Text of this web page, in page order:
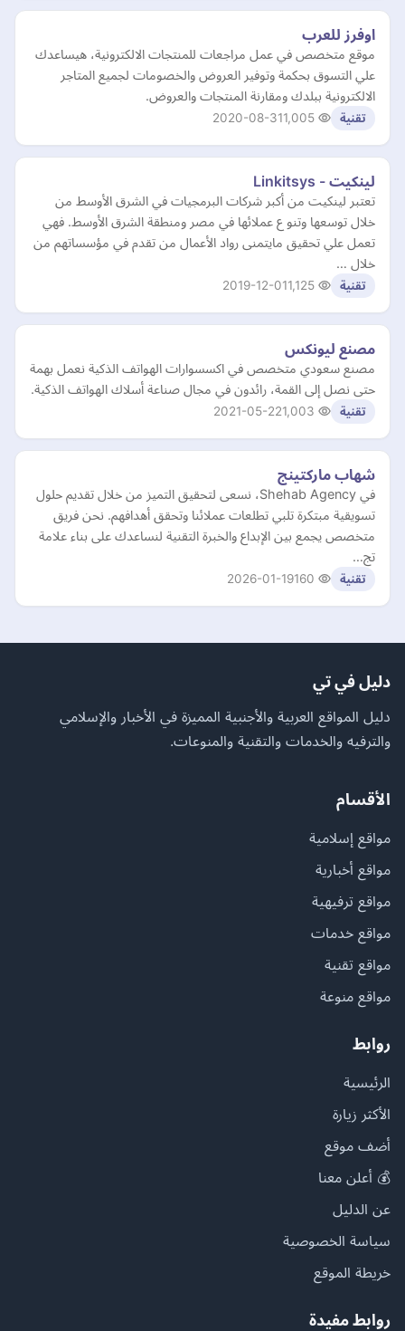
اوفرز للعرب
موقع متخصص في عمل مراجعات للمنتجات الالكترونية، هيساعدك
علي التسوق بحكمة وتوفير العروض والخصومات لجميع المتاجر
الالكترونية ببلدك ومقارنة المنتجات والعروض.
تقنية 2020-08-31
لينكيت - Linkitsys
تعتبر لينكيت من أكبر شركات البرمجيات في الشرق الأوسط من
خلال توسعها وتنو ع عملائها في مصر ومنطقة الشرق الأوسط. فهي
تعمل علي تحقيق مايتمنى رواد الأعمال من تقدم في مؤسساتهم من
خلال …
تقنية 2019-12-01
مصنع ليونكس
مصنع سعودي متخصص في اكسسوارات الهواتف الذكية نعمل بهمة
حتى نصل إلى القمة، رائدون في مجال صناعة أسلاك الهواتف الذكية.
تقنية 2021-05-22
شهاب ماركتينج
في Shehab Agency، نسعى لتحقيق التميز من خلال تقديم حلول
تسويقية مبتكرة تلبي تطلعات عملائنا وتحقق أهدافهم. نحن فريق
متخصص يجمع بين الإبداع والخبرة التقنية لنساعدك على بناء علامة
تج…
تقنية 2026-01-19
دليل في تي
دليل المواقع العربية والأجنبية المميزة في الأخبار والإسلامي
والترفيه والخدمات والتقنية والمنوعات.
الأقسام
مواقع إسلامية
مواقع أخبارية
مواقع ترفيهية
مواقع خدمات
مواقع تقنية
مواقع منوعة
روابط
الرئيسية
الأكثر زيارة
أضف موقع
💰 أعلن معنا
عن الدليل
سياسة الخصوصية
خريطة الموقع
روابط مفيدة